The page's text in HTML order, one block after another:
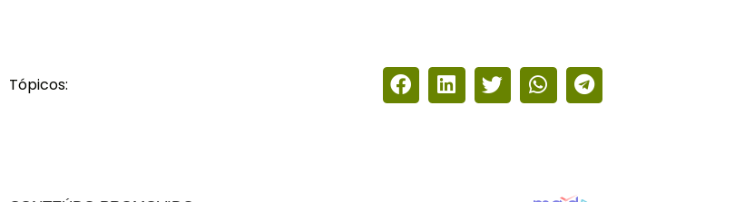
Tópicos: